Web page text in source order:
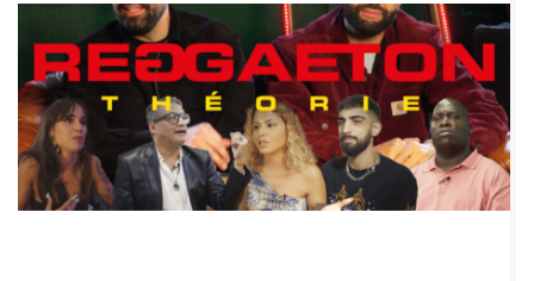
Qui sommes-nous ?
Contribuer
♥ Faire un don
Contact